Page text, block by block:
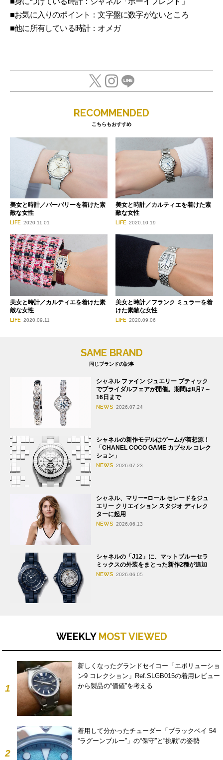
■お気に入りのポイント：文字盤に数字がないところ
■他に所有している時計：オメガ
RECOMMENDED
こちらもおすすめ
美女と時計／バーバリーを着けた素
敵な女性
LIFE 2020.11.01
美女と時計／カルティエを着けた素
敵な女性
LIFE 2020.10.19
美女と時計／カルティエを着けた素
敵な女性
LIFE 2020.09.11
美女と時計／フランク ミュラーを着
けた素敵な女性
LIFE 2020.09.06
SAME BRAND
同じブランドの記事
シャネル ファイン ジュエリー ブティック
でブライダルフェアが開催。期間は8月7～
16日まで
NEWS 2026.07.24
シャネルの新作モデルはゲームが着想源！
「CHANEL COCO GAME カプセル コレク
ション」
NEWS 2026.07.23
シャネル、マリー=ロール セレードをジュ
エリー クリエイション スタジオ ディレク
ターに起用
NEWS 2026.06.13
シャネルの「J12」に、マットブルーセラ
ミックスの外装をまとった新作2種が追加
NEWS 2026.06.05
WEEKLY MOST VIEWED
1
新しくなったグランドセイコー「エボリューショ
ン9 コレクション」Ref.SLGB015の着用レビュー
から製品の“価値”を考える
2
着用して分かったチューダー「ブラックベイ 54
“ラグーンブルー”」の“保守”と“挑戦”の姿勢